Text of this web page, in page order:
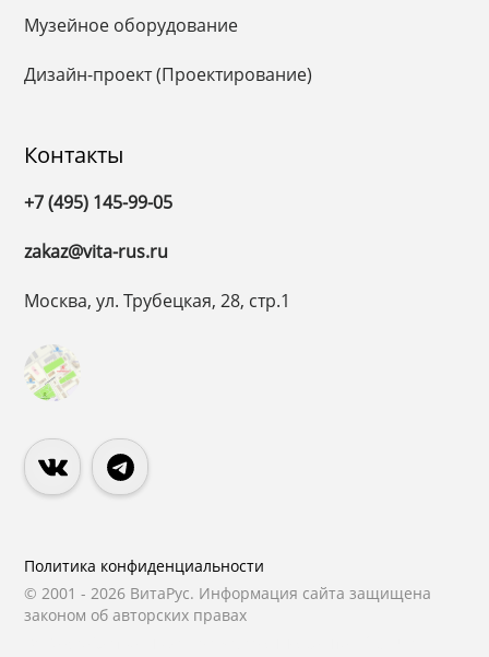
Музейное оборудование
Дизайн-проект (Проектирование)
Контакты
+7 (495) 145-99-05
zakaz@vita-rus.ru
Москва, ул. Трубецкая, 28, стр.1
© 2001 - 2026 ВитаРус. Информация сайта защищена
законом об авторских правах
Политика конфиденциальности